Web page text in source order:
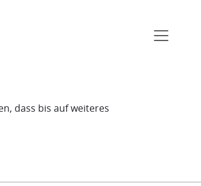
dass bis auf weiteres